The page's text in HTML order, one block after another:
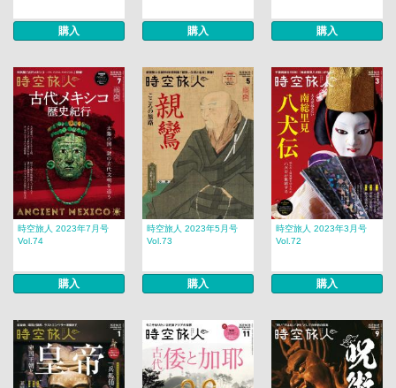
購入 購入 購入
時空旅人 2023年7月号
Vol.74
購入
時空旅人 2023年5月号
Vol.73
購入
時空旅人 2023年3月号
Vol.72
購入